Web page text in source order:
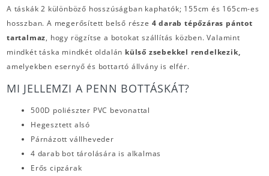
A táskák 2 különböző hosszúságban kaphatók; 155cm és 165cm-es
hosszban. A megerősített belső része 4 darab tépőzáras pántot
tartalmaz, hogy rögzítse a botokat szállítás közben. Valamint
mindkét táska mindkét oldalán külső zsebekkel rendelkezik,
amelyekben esernyő és bottartó állvány is elfér.
MI JELLEMZI A PENN BOTTÁSKÁT?
500D poliészter PVC bevonattal
Hegesztett alsó
Párnázott vállheveder
4 darab bot tárolására is alkalmas
Erős cipzárak